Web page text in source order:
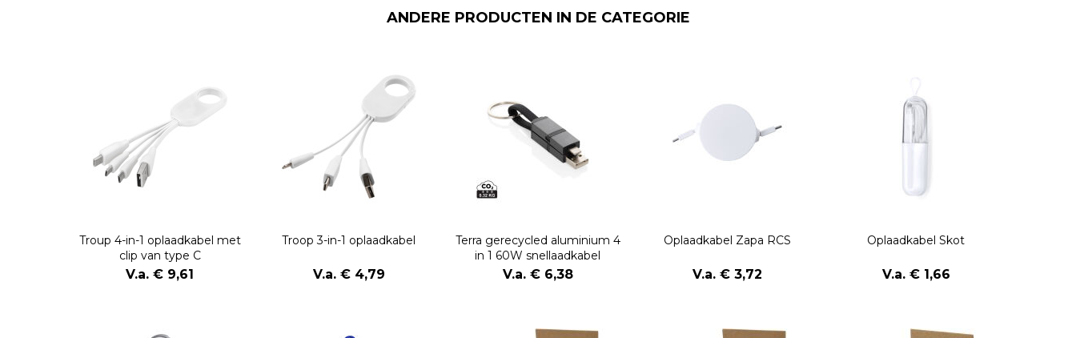
ANDERE PRODUCTEN IN DE CATEGORIE
Troup 4-in-1 oplaadkabel met
clip van type C
V.a. € 9,61
Troop 3-in-1 oplaadkabel
V.a. € 4,79
Terra gerecycled aluminium 4
in 1 60W snellaadkabel
V.a. € 6,38
Oplaadkabel Zapa RCS
V.a. € 3,72
Oplaadkabel Skot
V.a. € 1,66